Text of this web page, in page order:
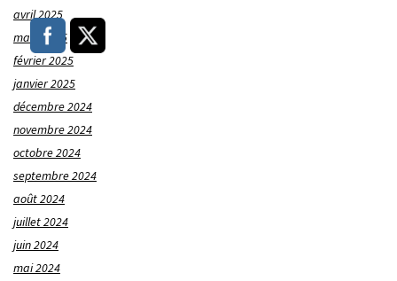
avril 2025
mars 2025
février 2025
janvier 2025
décembre 2024
novembre 2024
octobre 2024
septembre 2024
août 2024
juillet 2024
juin 2024
mai 2024